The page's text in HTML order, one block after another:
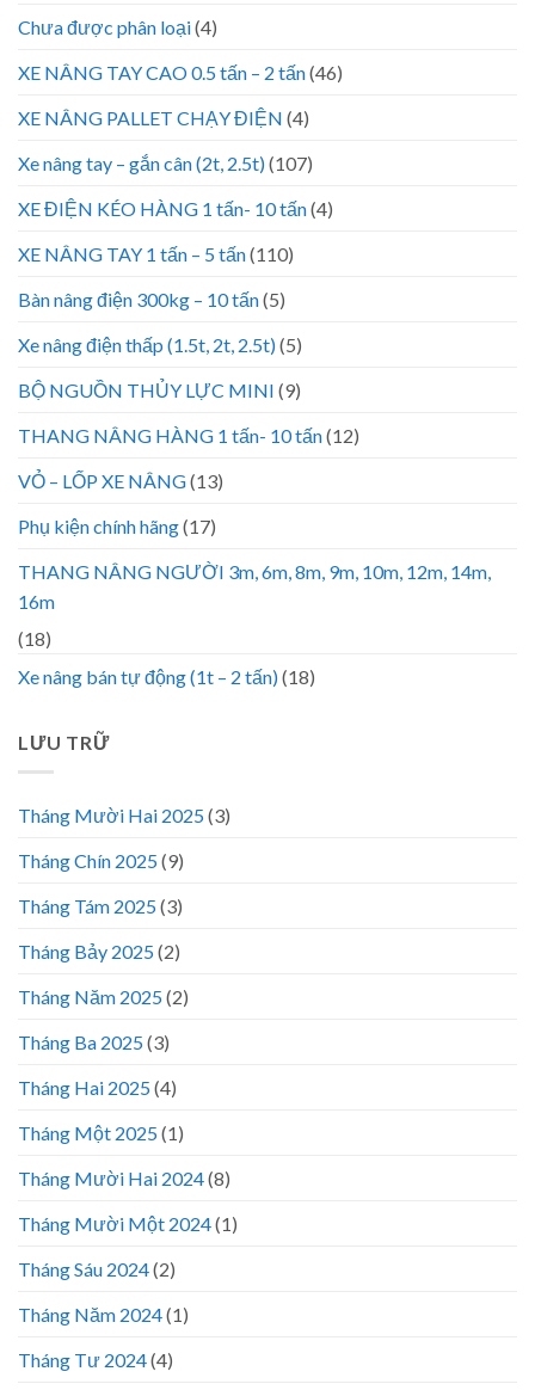
Chưa được phân loại(4)
XE NÂNG TAY CAO 0.5 tấn – 2 tấn(46)
XE NÂNG PALLET CHẠY ĐIỆN (4)
Xe nâng tay – gắn cân (2t, 2.5t)(107)
XE ĐIỆN KÉO HÀNG 1 tấn- 10 tấn(4)
XE NÂNG TAY 1 tấn – 5 tấn(110)
Bàn nâng điện 300kg – 10 tấn(5)
Xe nâng điện thấp (1.5t, 2t, 2.5t)(5)
BỘ NGUỒN THỦY LỰC MINI (9)
THANG NÂNG HÀNG 1 tấn- 10 tấn(12)
VỎ – LỐP XE NÂNG(13)
Phụ kiện chính hãng(17)
THANG NÂNG NGƯỜI 3m, 6m, 8m, 9m, 10m, 12m, 14m,
16m
(18)
Xe nâng bán tự động (1t – 2 tấn)(18)
LƯU TRỮ
Tháng Mười Hai 2025(3)
Tháng Chín 2025(9)
Tháng Tám 2025(3)
Tháng Bảy 2025(2)
Tháng Năm 2025(2)
Tháng Ba 2025(3)
Tháng Hai 2025(4)
Tháng Một 2025(1)
Tháng Mười Hai 2024(8)
Tháng Mười Một 2024(1)
Tháng Sáu 2024(2)
Tháng Năm 2024(1)
Tháng Tư 2024(4)